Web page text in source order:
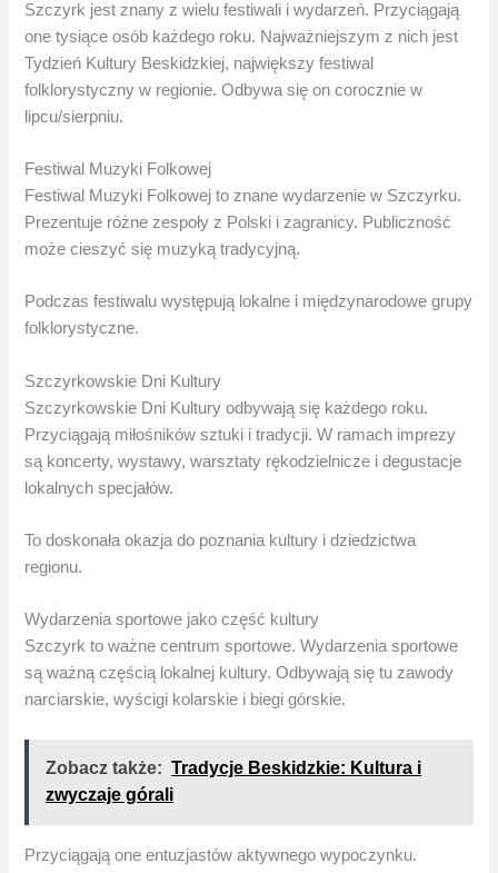
Szczyrk jest znany z wielu festiwali i wydarzeń. Przyciągają
one tysiące osób każdego roku. Najważniejszym z nich jest
Tydzień Kultury Beskidzkiej, największy festiwal
folklorystyczny w regionie. Odbywa się on corocznie w
lipcu/sierpniu.
Festiwal Muzyki Folkowej
Festiwal Muzyki Folkowej to znane wydarzenie w Szczyrku.
Prezentuje różne zespoły z Polski i zagranicy. Publiczność
może cieszyć się muzyką tradycyjną.
Podczas festiwalu występują lokalne i międzynarodowe grupy
folklorystyczne.
Szczyrkowskie Dni Kultury
Szczyrkowskie Dni Kultury odbywają się każdego roku.
Przyciągają miłośników sztuki i tradycji. W ramach imprezy
są koncerty, wystawy, warsztaty rękodzielnicze i degustacje
lokalnych specjałów.
To doskonała okazja do poznania kultury i dziedzictwa
regionu.
Wydarzenia sportowe jako część kultury
Szczyrk to ważne centrum sportowe. Wydarzenia sportowe
są ważną częścią lokalnej kultury. Odbywają się tu zawody
narciarskie, wyścigi kolarskie i biegi górskie.
Zobacz także: Tradycje Beskidzkie: Kultura i
zwyczaje górali
Przyciągają one entuzjastów aktywnego wypoczynku.